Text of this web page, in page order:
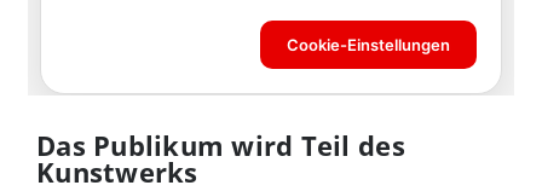
Das Publikum wird Teil des
Kunstwerks